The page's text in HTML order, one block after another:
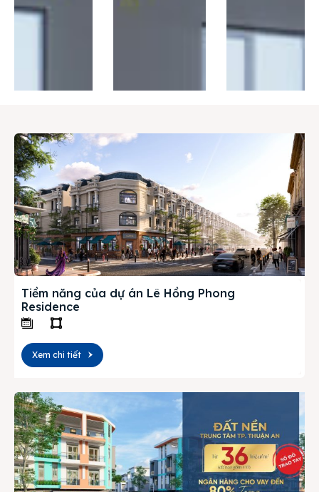
Tiềm năng của dự án Lê Hồng Phong
Residence
Xem chi tiết